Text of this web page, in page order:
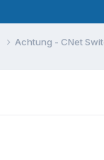
Achtung - CNet